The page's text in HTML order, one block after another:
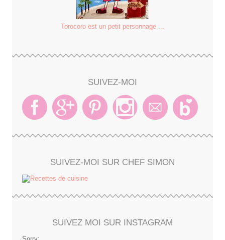
Torocoro est un petit personnage ...
SUIVEZ-MOI
SUIVEZ-MOI SUR CHEF SIMON
SUIVEZ MOI SUR INSTAGRAM